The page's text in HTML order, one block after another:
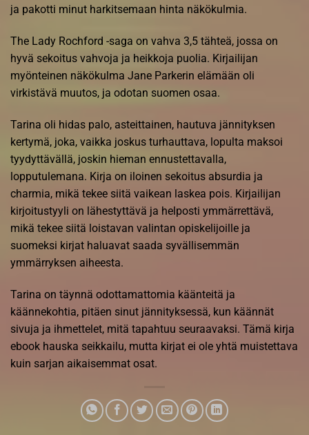
ja pakotti minut harkitsemaan hinta näkökulmia.
The Lady Rochford -saga on vahva 3,5 tähteä, jossa on
hyvä sekoitus vahvoja ja heikkoja puolia. Kirjailijan
myönteinen näkökulma Jane Parkerin elämään oli
virkistävä muutos, ja odotan suomen osaa.
Tarina oli hidas palo, asteittainen, hautuva jännityksen
kertymä, joka, vaikka joskus turhauttava, lopulta maksoi
tyydyttävällä, joskin hieman ennustettavalla,
lopputulemana. Kirja on iloinen sekoitus absurdia ja
charmia, mikä tekee siitä vaikean laskea pois. Kirjailijan
kirjoitustyyli on lähestyttävä ja helposti ymmärrettävä,
mikä tekee siitä loistavan valintan opiskelijoille ja
suomeksi kirjat haluavat saada syvällisemmän
ymmärryksen aiheesta.
Tarina on täynnä odottamattomia käänteitä ja
käännekohtia, pitäen sinut jännityksessä, kun käännät
sivuja ja ihmettelet, mitä tapahtuu seuraavaksi. Tämä kirja
ebook hauska seikkailu, mutta kirjat ei ole yhtä muistettava
kuin sarjan aikaisemmat osat.